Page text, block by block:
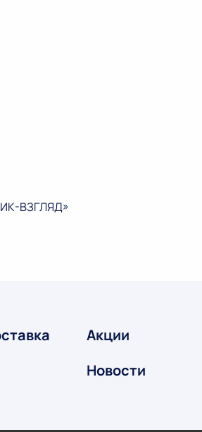
ВЗГЛЯД»
Акции
Новости